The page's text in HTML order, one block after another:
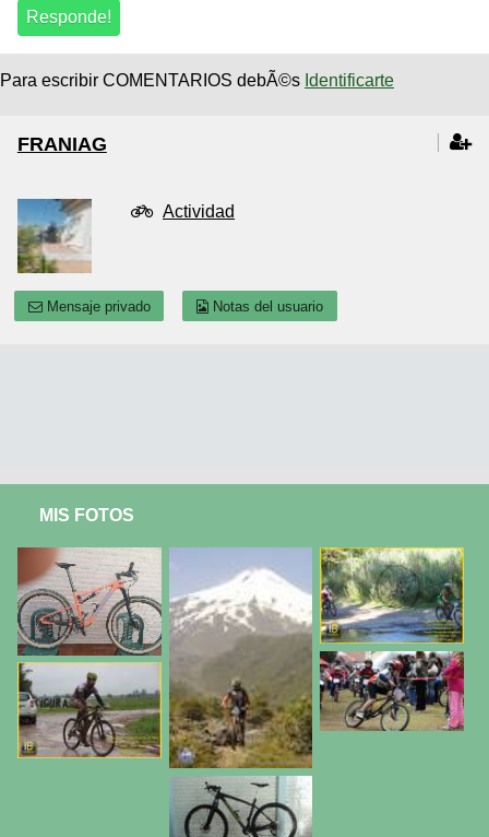
Para escribir COMENTARIOS debÃ©s Identificarte
FRANIAG
Actividad
Mensaje privado Notas del usuario
MIS FOTOS